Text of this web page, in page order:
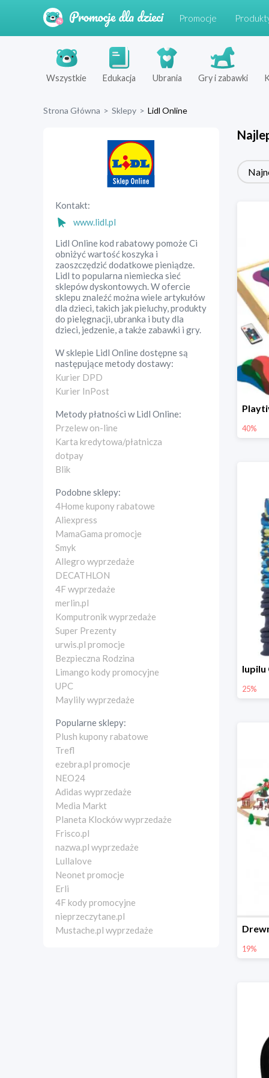
Promocje
Wszystkie Edukacja Ubrania Gry i zabawki
Strona Główna > Sklepy > Lidl Online
Kontakt:
www.lidl.pl
Lidl Online kod rabatowy pomoże Ci
obniżyć wartość koszyka i
zaoszczędzić dodatkowe pieniądze.
Lidl to popularna niemiecka sieć
sklepów dyskontowych. W ofercie
sklepu znaleźć można wiele artykułów
dla dzieci, takich jak pieluchy, produkty
do pielęgnacji, ubranka i buty dla
dzieci, jedzenie, a także zabawki i gry.
W sklepie Lidl Onlinedostępne są
następujące metody dostawy:
Kurier DPD
Kurier InPost
Metody płatności wLidl Online:
Przelew on-line
Karta kredytowa/płatnicza
dotpay
Blik
Podobne sklepy:
4Home kupony rabatowe
Aliexpress
MamaGama promocje
Smyk
Allegro wyprzedaże
DECATHLON
4F wyprzedaże
merlin.pl
Komputronik wyprzedaże
Super Prezenty
urwis.pl promocje
Bezpieczna Rodzina
Limango kody promocyjne
UPC
Maylily wyprzedaże
Popularne sklepy:
Plush kupony rabatowe
Trefl
ezebra.pl promocje
NEO24
Adidas wyprzedaże
Media Markt
Planeta Klocków wyprzedaże
Frisco.pl
nazwa.pl wyprzedaże
Lullalove
Neonet promocje
Erli
4F kody promocyjne
nieprzeczytane.pl
Mustache.pl wyprzedaże
40%
25%
19%